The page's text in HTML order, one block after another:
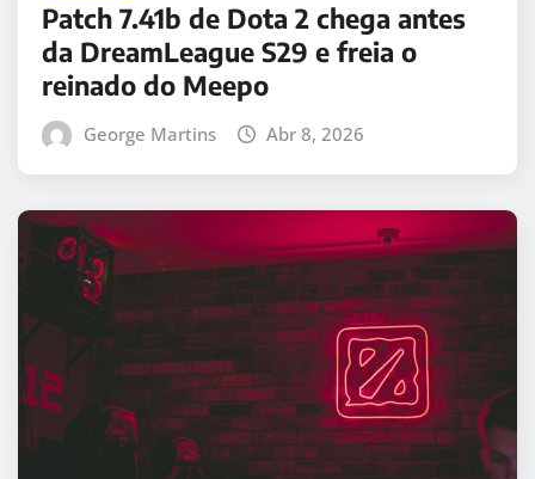
Patch 7.41b de Dota 2 chega antes
da DreamLeague S29 e freia o
reinado do Meepo
George Martins Abr 8, 2026